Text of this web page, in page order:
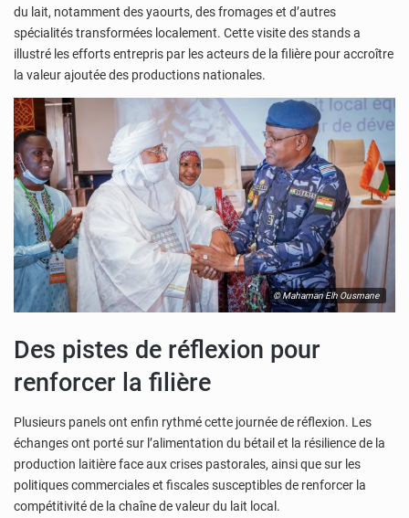
du lait, notamment des yaourts, des fromages et d’autres
spécialités transformées localement. Cette visite des stands a
illustré les efforts entrepris par les acteurs de la filière pour accroître
la valeur ajoutée des productions nationales.
© Mahaman Elh Ousmane
Des pistes de réflexion pour
renforcer la filière
Plusieurs panels ont enfin rythmé cette journée de réflexion. Les
échanges ont porté sur l’alimentation du bétail et la résilience de la
production laitière face aux crises pastorales, ainsi que sur les
politiques commerciales et fiscales susceptibles de renforcer la
compétitivité de la chaîne de valeur du lait local.